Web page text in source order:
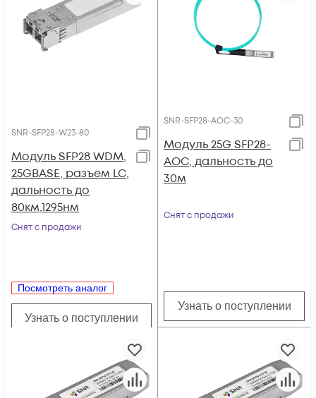
SNR-SFP28-W23-80
Модуль SFP28 WDM,
25GBASE, разъем LC,
дальность до
80км,1295нм
Снят с продажи
Посмотреть аналог
Узнать о поступлении
SNR-SFP28-AOC-30
Модуль 25G SFP28-
AOC, дальность до
30м
Снят с продажи
Узнать о поступлении